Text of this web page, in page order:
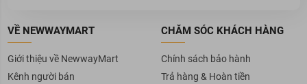
VỀ NEWWAYMART
Giới thiệu về NewwayMart
Kênh người bán
CHĂM SÓC KHÁCH HÀNG
Chính sách bảo hành
Trả hàng & Hoàn tiền